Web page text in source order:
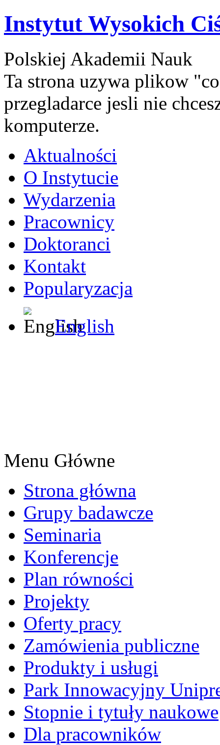
Instytut Wysokich
Polskiej Akademii Nauk
Ta strona uzywa plikow
przegladarce jesli nie
komputerze.
Aktualności
O Instytucie
Wydarzenia
Pracownicy
Doktoranci
Kontakt
Popularyzacja
English
Menu Główne
Strona główna
Grupy badawcze
Seminaria
Konferencje
Plan równości
Projekty
Oferty pracy
Zamówienia publiczne
Produkty i usługi
Park Innowacyjny
Stopnie i tytuły naukowe
Dla pracowników